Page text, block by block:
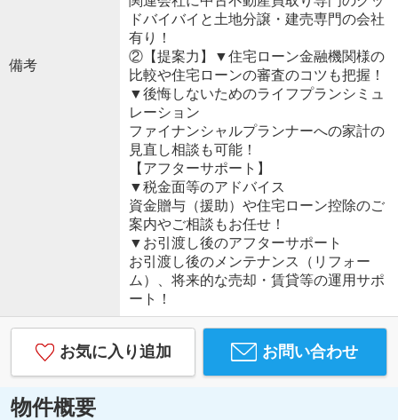
備考
ドバイバイと土地分譲・建売専門の会社
有り！
②【提案力】▼住宅ローン金融機関様の
比較や住宅ローンの審査のコツも把握！
▼後悔しないためのライフプランシミュ
レーション
ファイナンシャルプランナーへの家計の
見直し相談も可能！
【アフターサポート】
▼税金面等のアドバイス
資金贈与（援助）や住宅ローン控除のご
案内やご相談もお任せ！
▼お引渡し後のアフターサポート
お引渡し後のメンテナンス（リフォー
ム）、将来的な売却・賃貸等の運用サポ
ート！
お気に入り追加 お問い合わせ
物件概要